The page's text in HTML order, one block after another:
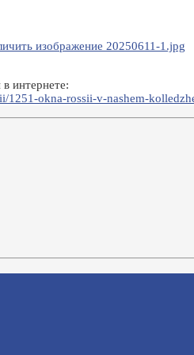
интернете:
okna-rossii-v-nashem-